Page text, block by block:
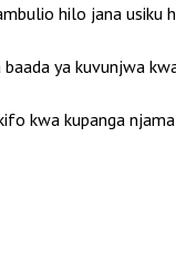
hilo jana usiku
ya kuvunjwa
kwa kupanga